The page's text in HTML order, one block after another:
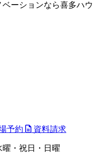
ーションなら喜多ハウ
予約 資料請求
曜・祝日・日曜